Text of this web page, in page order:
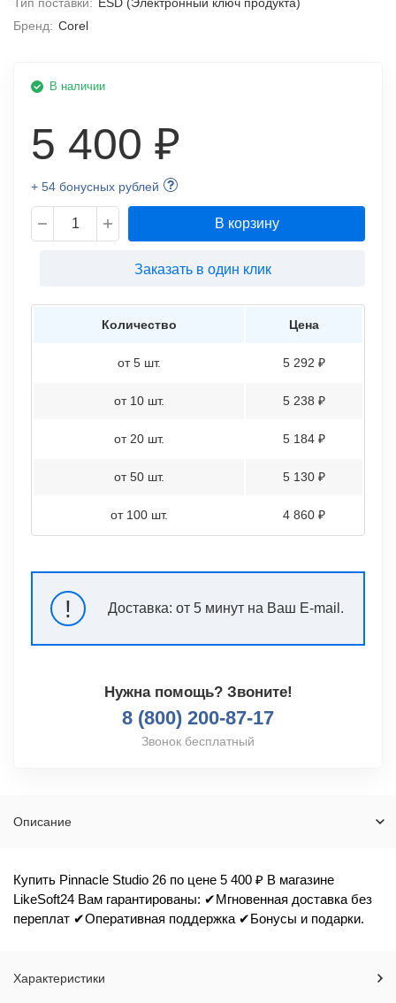
Бренд: Corel
В наличии
5 400 ₽
+ 54 бонусных рублей
В корзину
Заказать в один клик
Количество Цена
от 5 шт. 5 292 ₽
от 10 шт. 5 238 ₽
от 20 шт. 5 184 ₽
от 50 шт. 5 130 ₽
от 100 шт. 4 860 ₽
! Доставка: от 5 минут на Ваш E-mail.
Нужна помощь? Звоните!
8 (800) 200-87-17
Звонок бесплатный
Описание
Купить Pinnacle Studio 26 по цене 5 400 ₽ В магазине
LikeSoft24 Вам гарантированы: ✔Мгновенная доставка без
переплат ✔Оперативная поддержка ✔Бонусы и подарки.
Характеристики